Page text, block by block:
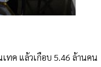
ทค แล้วเกือบ 5.46 ล้านคน